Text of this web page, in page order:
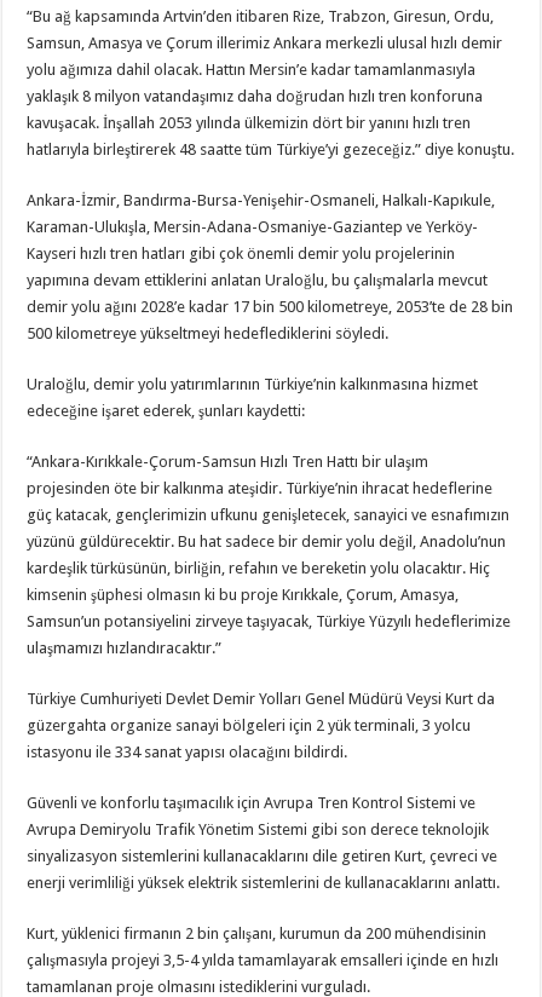
“Bu ağ kapsamında Artvin’den itibaren Rize, Trabzon, Giresun, Ordu,
Samsun, Amasya ve Çorum illerimiz Ankara merkezli ulusal hızlı demir
yolu ağımıza dahil olacak. Hattın Mersin’e kadar tamamlanmasıyla
yaklaşık 8 milyon vatandaşımız daha doğrudan hızlı tren konforuna
kavuşacak. İnşallah 2053 yılında ülkemizin dört bir yanını hızlı tren
hatlarıyla birleştirerek 48 saatte tüm Türkiye’yi gezeceğiz.” diye konuştu.
Ankara-İzmir, Bandırma-Bursa-Yenişehir-Osmaneli, Halkalı-Kapıkule,
Karaman-Ulukışla, Mersin-Adana-Osmaniye-Gaziantep ve Yerköy-
Kayseri hızlı tren hatları gibi çok önemli demir yolu projelerinin
yapımına devam ettiklerini anlatan Uraloğlu, bu çalışmalarla mevcut
demir yolu ağını 2028’e kadar 17 bin 500 kilometreye, 2053’te de 28 bin
500 kilometreye yükseltmeyi hedeflediklerini söyledi.
Uraloğlu, demir yolu yatırımlarının Türkiye’nin kalkınmasına hizmet
edeceğine işaret ederek, şunları kaydetti:
“Ankara-Kırıkkale-Çorum-Samsun Hızlı Tren Hattı bir ulaşım
projesinden öte bir kalkınma ateşidir. Türkiye’nin ihracat hedeflerine
güç katacak, gençlerimizin ufkunu genişletecek, sanayici ve esnafımızın
yüzünü güldürecektir. Bu hat sadece bir demir yolu değil, Anadolu’nun
kardeşlik türküsünün, birliğin, refahın ve bereketin yolu olacaktır. Hiç
kimsenin şüphesi olmasın ki bu proje Kırıkkale, Çorum, Amasya,
Samsun’un potansiyelini zirveye taşıyacak, Türkiye Yüzyılı hedeflerimize
ulaşmamızı hızlandıracaktır.”
Türkiye Cumhuriyeti Devlet Demir Yolları Genel Müdürü Veysi Kurt da
güzergahta organize sanayi bölgeleri için 2 yük terminali, 3 yolcu
istasyonu ile 334 sanat yapısı olacağını bildirdi.
Güvenli ve konforlu taşımacılık için Avrupa Tren Kontrol Sistemi ve
Avrupa Demiryolu Trafik Yönetim Sistemi gibi son derece teknolojik
sinyalizasyon sistemlerini kullanacaklarını dile getiren Kurt, çevreci ve
enerji verimliliği yüksek elektrik sistemlerini de kullanacaklarını anlattı.
Kurt, yüklenici firmanın 2 bin çalışanı, kurumun da 200 mühendisinin
çalışmasıyla projeyi 3,5-4 yılda tamamlayarak emsalleri içinde en hızlı
tamamlanan proje olmasını istediklerini vurguladı.